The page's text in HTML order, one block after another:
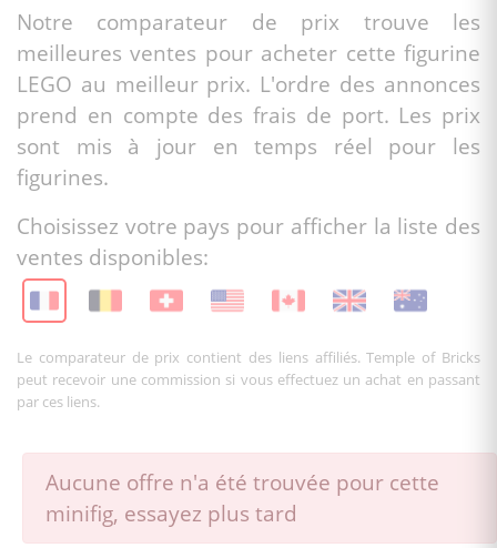
Notre comparateur de prix trouve les
meilleures ventes pour acheter cette figurine
LEGO au meilleur prix. L'ordre des annonces
prend en compte des frais de port. Les prix
sont mis à jour en temps réel pour les
figurines.
Choisissez votre pays pour afficher la liste des
ventes disponibles:
Le comparateur de prix contient des liens affiliés. Temple of Bricks
peut recevoir une commission si vous effectuez un achat en passant
par ces liens.
Aucune offre n'a été trouvée pour cette
minifig, essayez plus tard